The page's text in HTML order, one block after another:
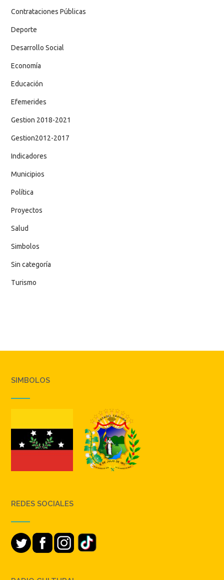
Contrataciones Públicas
Deporte
Desarrollo Social
Economía
Educación
Efemerides
Gestion 2018-2021
Gestion2012-2017
Indicadores
Municipios
Política
Proyectos
Salud
Simbolos
Sin categoría
Turismo
SIMBOLOS
REDES SOCIALES